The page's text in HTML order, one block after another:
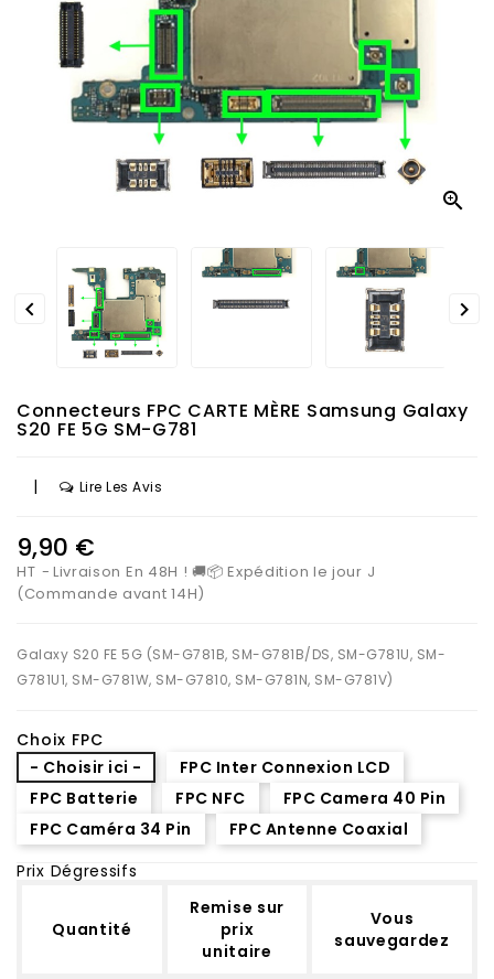

 
Connecteurs FPC CARTE MÈRE Samsung Galaxy
S20 FE 5G SM-G781
| Lire Les Avis
9,90 €
HT
Livraison En 48H ! 🚚📦 Expédition le jour J
(Commande avant 14H)
Galaxy S20 FE 5G (SM-G781B, SM-G781B/DS, SM-G781U, SM-
G781U1, SM-G781W, SM-G7810, SM-G781N, SM-G781V)
Choix FPC
- Choisir ici -
FPC Inter Connexion LCD
FPC Batterie
FPC NFC
FPC Camera 40 Pin
FPC Caméra 34 Pin
FPC Antenne Coaxial
Prix Dégressifs
Quantité
Remise sur
prix
unitaire
Vous
sauvegardez